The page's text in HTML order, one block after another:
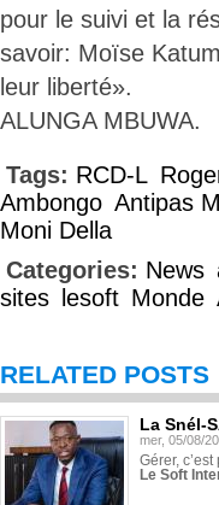
pour le suivi et la
savoir: Moïse
leur liberté».
ALUNGA MBUWA.
Tags: RCD-L
Ambongo Antipas
Moni Della
Categories: News
sites
lesoft Monde
RELATED POSTS
La Snél-
mer, 05/08/
Gérer,
Le Soft